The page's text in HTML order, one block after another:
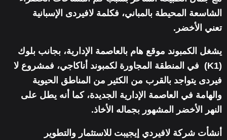
الشاسعة المحيطة بالمباني، فكلمة لافيردى الإسبانية
تعني الأخضر .
يشغل الكمبوند موقع هام بالعاصمة الإدارية، بجانب بلوك
(K1) في المنطقة المجاورة لكمبوند أناكاجي، فمشروع لا
فيردى يتواجد بالقرب من الكثير من المناطق الحيوية
والهامة في العاصمة الإدارية الجديدة، كما أنه يطل على
النهر الأخضر المشهور بجماله الأخاذ.
أنشأت شركة لافيردي إيجيبت للاستثمار والتطوير